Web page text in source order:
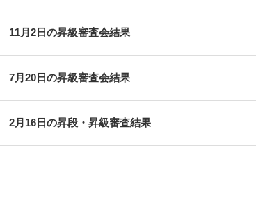
11月2日の昇級審査会結果
7月20日の昇級審査会結果
2月16日の昇段・昇級審査結果